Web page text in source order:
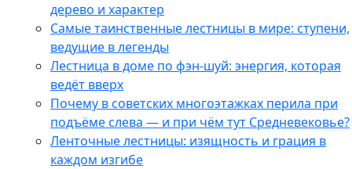
дерево и характер
Самые таинственные лестницы в мире: ступени,
ведущие в легенды
Лестница в доме по фэн-шуй: энергия, которая
ведёт вверх
Почему в советских многоэтажках перила при
подъёме слева — и при чём тут Средневековье?
Ленточные лестницы: изящность и грация в
каждом изгибе